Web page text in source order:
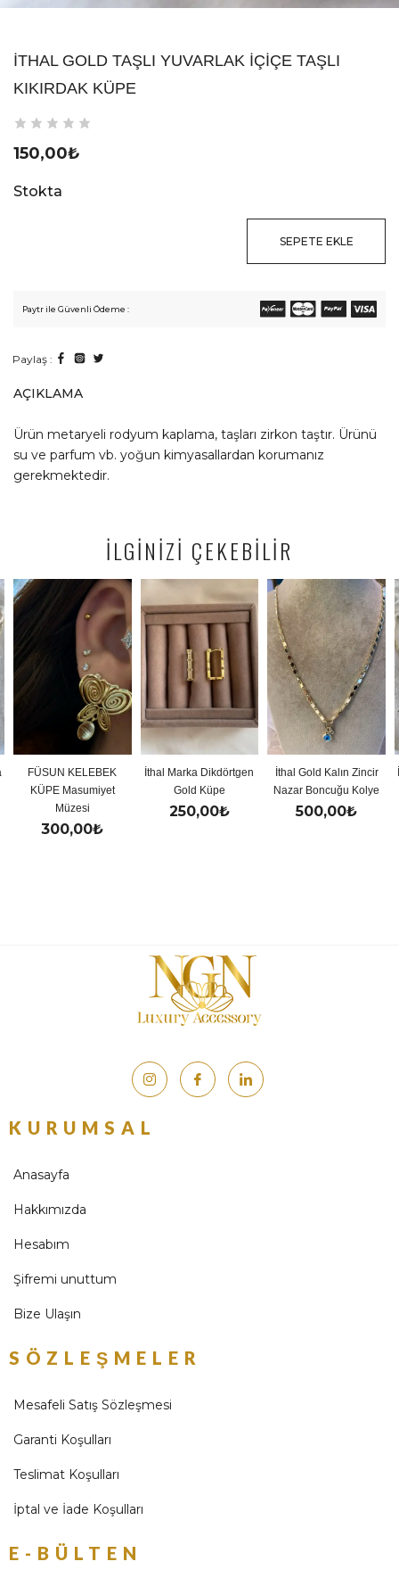
İTHAL GOLD TAŞLI YUVARLAK İÇIÇE TAŞLI
KIKIRDAK KÜPE
150,00₺
Stokta
SEPETE EKLE
Paytr ile Güvenli Ödeme :
Paylaş :
AÇIKLAMA
Ürün metaryeli rodyum kaplama, taşları zirkon taştır. Ürünü
su ve parfum vb. yoğun kimyasallardan korumanız
gerekmektedir.
İLGİNİZİ ÇEKEBİLİR
FÜSUN KELEBEK
KÜPE Masumiyet
Müzesi
300,00₺
İthal Marka Dikdörtgen
Gold Küpe
250,00₺
İthal Gold Kalın Zincir
Nazar Boncuğu Kolye
500,00₺
KURUMSAL
Anasayfa
Hakkımızda
Hesabım
Şifremi unuttum
Bize Ulaşın
SÖZLEŞMELER
Mesafeli Satış Sözleşmesi
Garanti Koşulları
Teslimat Koşulları
İptal ve İade Koşulları
E-BÜLTEN